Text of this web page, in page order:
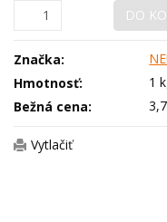
DO
Značka:
Hmotnosť:
1
Bežná cena:
Vytlačiť